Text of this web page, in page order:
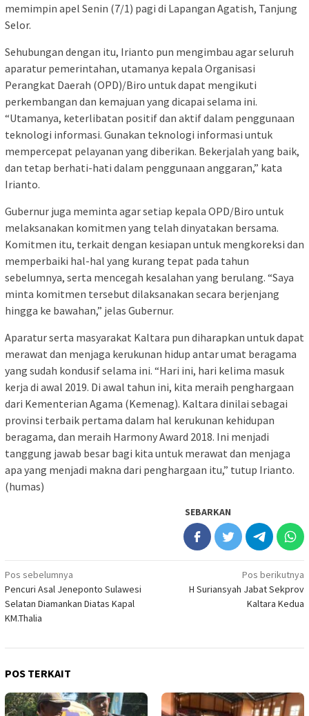
memimpin apel Senin (7/1) pagi di Lapangan Agatish, Tanjung
Selor.
Sehubungan dengan itu, Irianto pun mengimbau agar seluruh
aparatur pemerintahan, utamanya kepala Organisasi
Perangkat Daerah (OPD)/Biro untuk dapat mengikuti
perkembangan dan kemajuan yang dicapai selama ini.
“Utamanya, keterlibatan positif dan aktif dalam penggunaan
teknologi informasi. Gunakan teknologi informasi untuk
mempercepat pelayanan yang diberikan. Bekerjalah yang baik,
dan tetap berhati-hati dalam penggunaan anggaran,” kata
Irianto.
Gubernur juga meminta agar setiap kepala OPD/Biro untuk
melaksanakan komitmen yang telah dinyatakan bersama.
Komitmen itu, terkait dengan kesiapan untuk mengkoreksi dan
memperbaiki hal-hal yang kurang tepat pada tahun
sebelumnya, serta mencegah kesalahan yang berulang. “Saya
minta komitmen tersebut dilaksanakan secara berjenjang
hingga ke bawahan,” jelas Gubernur.
Aparatur serta masyarakat Kaltara pun diharapkan untuk dapat
merawat dan menjaga kerukunan hidup antar umat beragama
yang sudah kondusif selama ini. “Hari ini, hari kelima masuk
kerja di awal 2019. Di awal tahun ini, kita meraih penghargaan
dari Kementerian Agama (Kemenag). Kaltara dinilai sebagai
provinsi terbaik pertama dalam hal kerukunan kehidupan
beragama, dan meraih Harmony Award 2018. Ini menjadi
tanggung jawab besar bagi kita untuk merawat dan menjaga
apa yang menjadi makna dari penghargaan itu,” tutup Irianto.
(humas)
SEBARKAN
Navigasi
pos
Pos sebelumnya
Pencuri Asal Jeneponto Sulawesi
Selatan Diamankan Diatas Kapal
KM.Thalia
Pos berikutnya
H Suriansyah Jabat Sekprov
Kaltara Kedua
POS TERKAIT